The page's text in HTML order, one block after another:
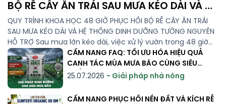
BỘ RỄ CÂY ĂN TRÁI SAU MƯA KÉO DÀI VÀ HỆ
THỐNG DINH DƯỠNG TƯỜNG NGUYÊN HỖ
TRỢ
QUY TRÌNH KHOA HỌC 48 GIỜ PHỤC HỒI BỘ RỄ CÂY ĂN TRÁI
SAU MƯA KÉO DÀI VÀ HỆ THỐNG DINH DƯỠNG TƯỜNG NGUYÊN
HỖ TRỢ Sau mưa lớn kéo dài, việc xử lý vườn trong 48 giờ
đầu có ý nghĩa quan trọng đối với khả năng phục hồi bộ rễ
và sức khỏe […]
25.07.2026 - Giải pháp nhà nông
CẨM NANG FAQ: TỐI ƯU HÓA HIỆU QUẢ
CANH TÁC MÙA MƯA BÃO CÙNG SIÊU
PHẨM NPK HÀN QUỐC 16-16-8+13S
CẨM NANG PHỤC HỒI NỀN ĐẤT VÀ KÍCH RỄ